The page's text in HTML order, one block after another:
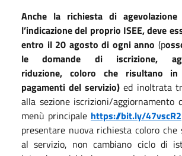
Anche la richiesta di
l’indicazione del proprio ISEE, deve
entro il 20 agosto di ogni anno (p
le domande di iscrizione,
riduzione, coloro che risultano
pagamenti del servizio)ed inoltrata
alla sezione iscrizioni/aggiornamento
menù principale https://bit.ly/47vscR2
presentare nuova richiesta coloro
al servizio, non cambiano ciclo di